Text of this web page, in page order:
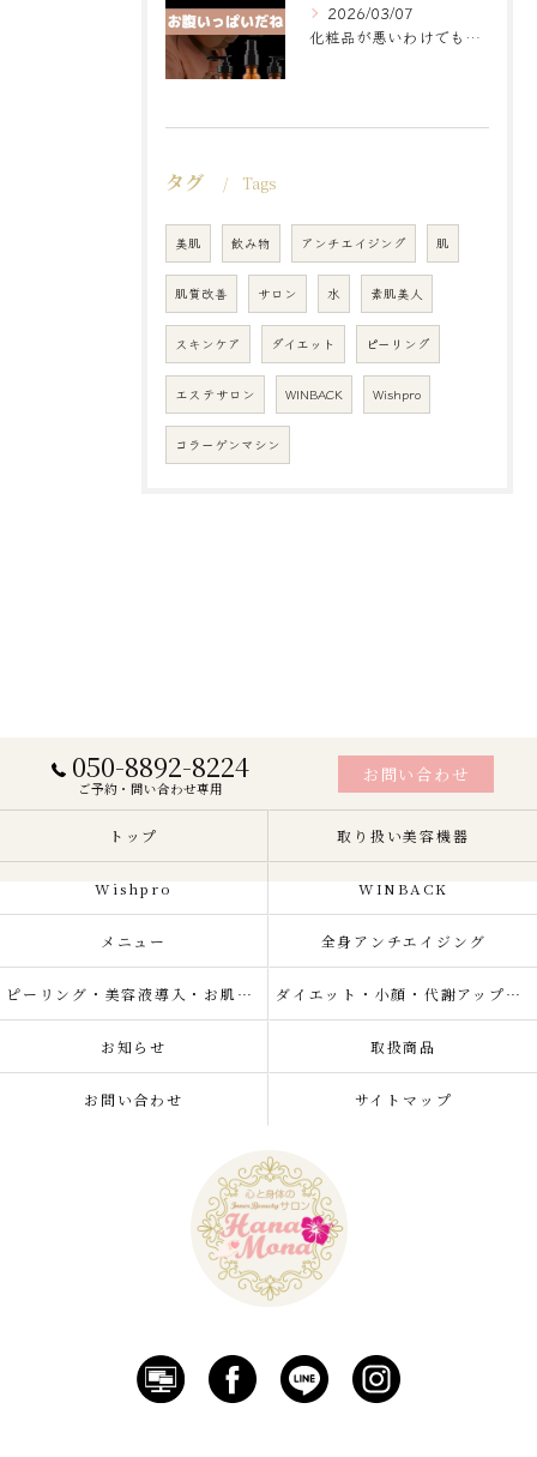
2026/03/07
化粧品が悪いわけでもなく
タグ Tags
美肌 飲み物 アンチエイジング 肌
肌質改善 サロン 水 素肌美人
スキンケア ダイエット ピーリング
エステサロン WINBACK Wishpro
コラーゲンマシン
050-8892-8224
ご予約・問い合わせ専用
お問い合わせ
トップ 取り扱い美容機器
Wishpro WINBACK
メニュー 全身アンチエイジング
ピーリング・美容液導入・お肌の悩み改善 ダイエット・小顔・代謝アップ・肌質改善・リラクゼーション
お知らせ 取扱商品
お問い合わせ サイトマップ